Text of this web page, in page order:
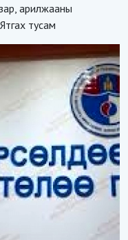
арилжааны
тусам